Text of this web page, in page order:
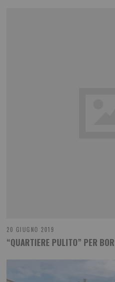
20 GIUGNO 2019
“QUARTIERE PULITO” PER